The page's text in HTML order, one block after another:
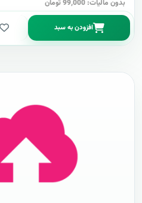
بدون مالیات: 99,000 تومان
افزودن به سبد